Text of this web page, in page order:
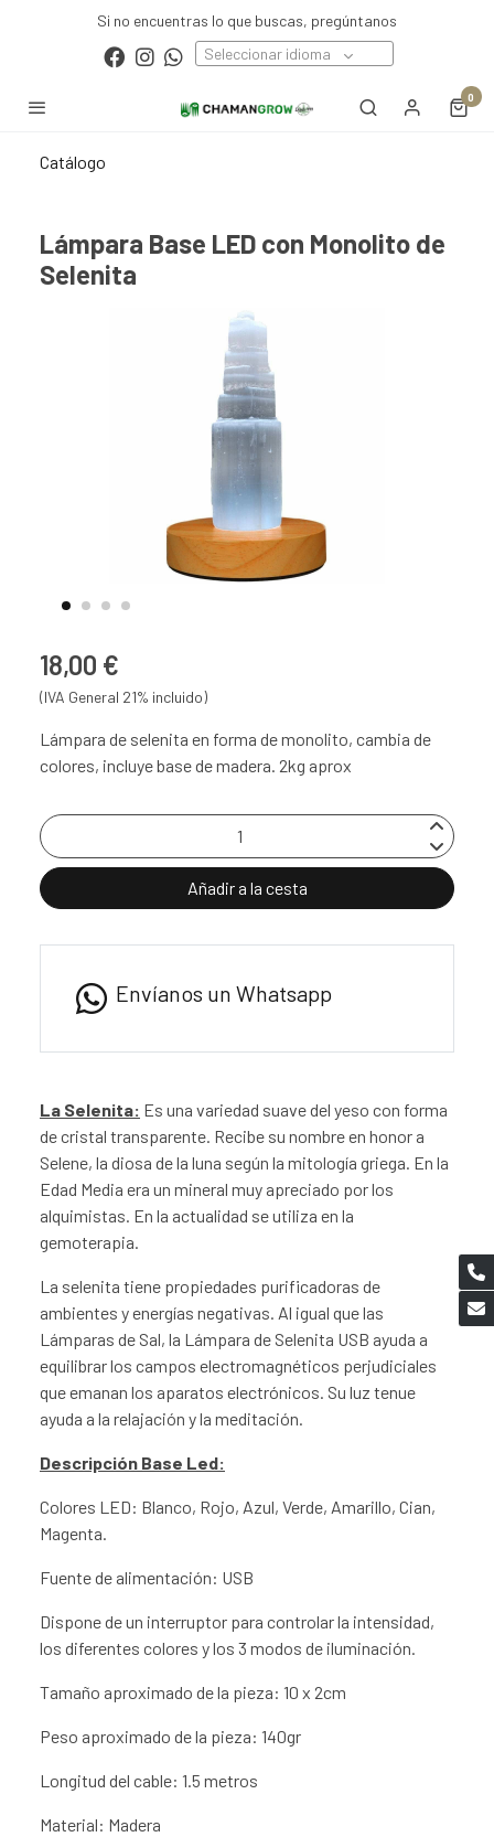
Si no encuentras lo que buscas, pregúntanos
Seleccionar idioma
0
Catálogo
Lámpara Base LED con Monolito de
Selenita
18,00 €
(IVA General 21% incluido)
Lámpara de selenita en forma de monolito, cambia de
colores, incluye base de madera. 2kg aprox
Añadir a la cesta
Envíanos un Whatsapp
La Selenita: Es una variedad suave del yeso con forma
de cristal transparente. Recibe su nombre en honor a
Selene, la diosa de la luna según la mitología griega. En la
Edad Media era un mineral muy apreciado por los
alquimistas. En la actualidad se utiliza en la
gemoterapia.
La selenita tiene propiedades purificadoras de
ambientes y energías negativas. Al igual que las
Lámparas de Sal, la Lámpara de Selenita USB ayuda a
equilibrar los campos electromagnéticos perjudiciales
que emanan los aparatos electrónicos. Su luz tenue
ayuda a la relajación y la meditación.
Descripción Base Led:
Colores LED: Blanco, Rojo, Azul, Verde, Amarillo, Cian,
Magenta.
Fuente de alimentación: USB
Dispone de un interruptor para controlar la intensidad,
los diferentes colores y los 3 modos de iluminación.
Tamaño aproximado de la pieza: 10 x 2cm
Peso aproximado de la pieza: 140gr
Longitud del cable: 1.5 metros
Material: Madera